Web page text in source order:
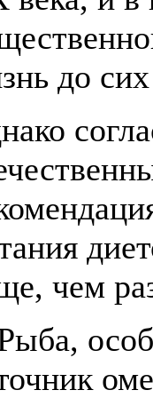
до
чем